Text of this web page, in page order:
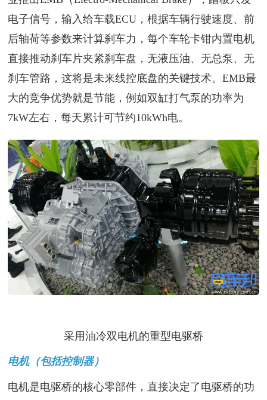
电子信号，输入给车载ECU，根据车辆行驶速度、前
后轴荷等参数来计算刹车力，每个车轮卡钳内置电机
直接推动刹车片夹紧刹车盘，无液压油、无总泵、无
刹车管路，这将是未来线控底盘的关键技术。EMB最
大的竞争优势就是节能，例如双缸打气泵的功率为
7kW左右，每天累计可节约10kWh电。
采用油冷双电机的重型电驱桥
电机（包括控制器）
电机是电驱桥的核心零部件，直接决定了电驱桥的功